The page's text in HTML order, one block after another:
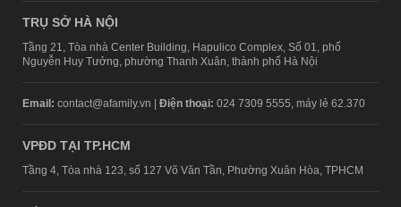
TRỤ SỞ HÀ NỘI
Tầng 21, Tòa nhà Center Building, Hapulico Complex, Số 01, phố
Nguyễn Huy Tưởng, phường Thanh Xuân, thành phố Hà Nội
Email: contact@afamily.vn | Điện thoại: 024 7309 5555, máy lẻ 62.370
VPĐD TẠI TP.HCM
Tầng 4, Tòa nhà 123, số 127 Võ Văn Tần, Phường Xuân Hòa, TPHCM